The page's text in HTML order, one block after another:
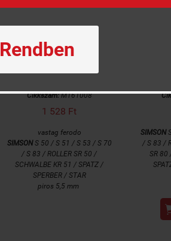
Rendben
Cikkszám:M161008
1 528 Ft
vastag ferodo
SIMSONS 50 / S 51 / S 53 / S 70
/ S 83 / ROLLER SR 50 /
SCHWALBE KR 51 / SPATZ /
SPERBER / STAR
piros 5,5 mm
SIMSON
/ S 83 /
SR 80